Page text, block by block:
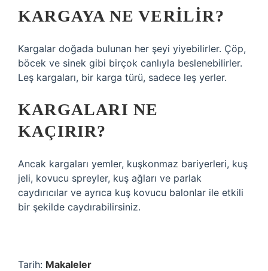
KARGAYA NE VERILIR?
Kargalar doğada bulunan her şeyi yiyebilirler. Çöp,
böcek ve sinek gibi birçok canlıyla beslenebilirler.
Leş kargaları, bir karga türü, sadece leş yerler.
KARGALARI NE
KAÇIRIR?
Ancak kargaları yemler, kuşkonmaz bariyerleri, kuş
jeli, kovucu spreyler, kuş ağları ve parlak
caydırıcılar ve ayrıca kuş kovucu balonlar ile etkili
bir şekilde caydırabilirsiniz.
Tarih: Makaleler